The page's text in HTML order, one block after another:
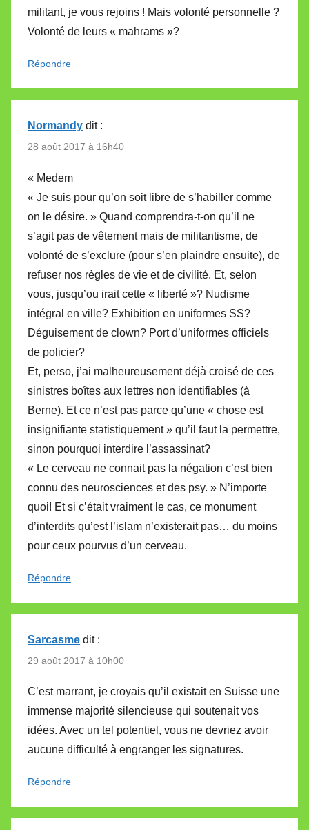
militant, je vous rejoins ! Mais volonté personnelle ?
Volonté de leurs « mahrams »?
Répondre
Normandy dit :
28 août 2017 à 16h40
« Medem
« Je suis pour qu’on soit libre de s’habiller comme
on le désire. » Quand comprendra-t-on qu’il ne
s’agit pas de vêtement mais de militantisme, de
volonté de s’exclure (pour s’en plaindre ensuite), de
refuser nos règles de vie et de civilité. Et, selon
vous, jusqu’ou irait cette « liberté »? Nudisme
intégral en ville? Exhibition en uniformes SS?
Déguisement de clown? Port d’uniformes officiels
de policier?
Et, perso, j’ai malheureusement déjà croisé de ces
sinistres boîtes aux lettres non identifiables (à
Berne). Et ce n’est pas parce qu’une « chose est
insignifiante statistiquement » qu’il faut la permettre,
sinon pourquoi interdire l’assassinat?
« Le cerveau ne connait pas la négation c’est bien
connu des neurosciences et des psy. » N’importe
quoi! Et si c’était vraiment le cas, ce monument
d’interdits qu’est l’islam n’existerait pas… du moins
pour ceux pourvus d’un cerveau.
Répondre
Sarcasme dit :
29 août 2017 à 10h00
C’est marrant, je croyais qu’il existait en Suisse une
immense majorité silencieuse qui soutenait vos
idées. Avec un tel potentiel, vous ne devriez avoir
aucune difficulté à engranger les signatures.
Répondre